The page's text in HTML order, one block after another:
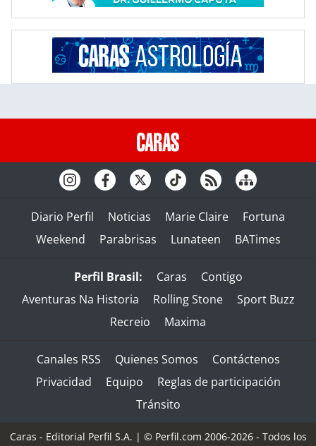
Diario Perfil Noticias Marie Claire
Fortuna
Weekend
Parabrisas Lunateen BATimes
Perfil Brasil: Caras
Contigo
Aventuras Na Historia
Rolling Stone
Sport Buzz
Recreio
Maxima
Canales RSS Quienes Somos
Contáctenos
Privacidad
Equipo
Reglas de participación
Tránsito
Caras - Editorial Perfil S.A. | © Perfil.com 2006-2026 - Todos los